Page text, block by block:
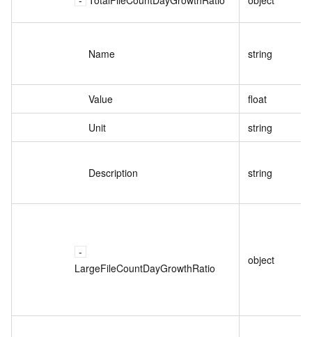
Name string
Value float
Unit string
Description string
LargeFileCountDayGrowthRatio
object